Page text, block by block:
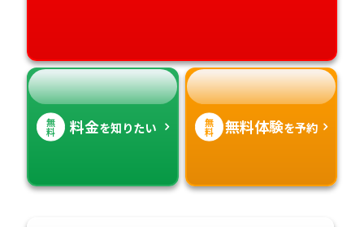
無
料 料金を知りたい 無
料 無料体験を予約